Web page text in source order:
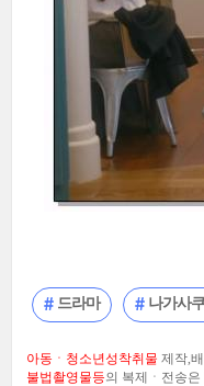
드라마 나가사
아동ㆍ청소년성착취물 제작,
불법촬영물등의 복제ㆍ전송은